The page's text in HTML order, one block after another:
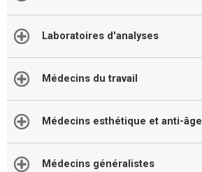
Laboratoires d'analyses
Médecins du travail
Médecins esthétique et anti-âge
Médecins généralistes